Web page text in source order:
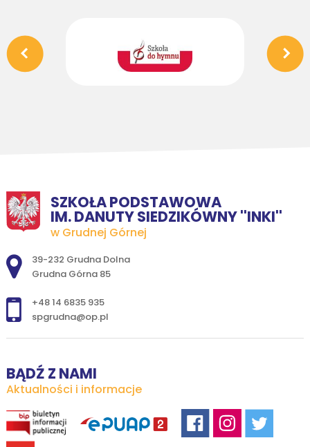
SZKOŁA PODSTAWOWA
IM. DANUTY SIEDZIKÓWNY ''INKI''
w Grudnej Górnej
Adres pocztowy:
39-232 Grudna Dolna
Grudna Górna 85
+48 14 6835 935
spgrudna@op.pl
BĄDŹ Z NAMI
Aktualności i informacje